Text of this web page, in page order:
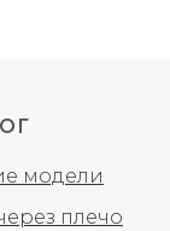
модели
плечо